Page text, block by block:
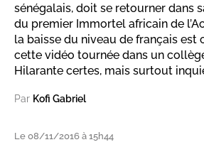
sénégalais, doit se retourner dans
du premier Immortel africain de
la baisse du niveau de français est
cette vidéo tournée dans un
Hilarante certes, mais surtout
Par Kofi Gabriel
Le 08/11/2016 à 15h44